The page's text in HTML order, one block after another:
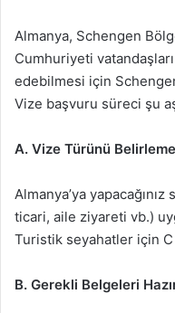
Almanya, Schengen
Cumhuriyeti
edebilmesi için
Vize başvuru süreci şu
A. Vize Türünü Belirleme
Almanya’ya
ticari, aile ziyareti vb.)
Turistik seyahatler için
B. Gerekli Belgeleri